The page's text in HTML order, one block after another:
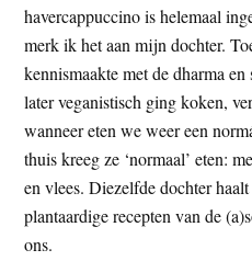
t
e
havercappuccino is helemaal
merk ik het aan mijn dochter.
kennismaakte met de dharma en
later veganistisch ging koken,
wanneer eten we weer een
thuis kreeg ze ‘normaal’ eten:
en vlees. Diezelfde dochter
plantaardige recepten van de
ons.